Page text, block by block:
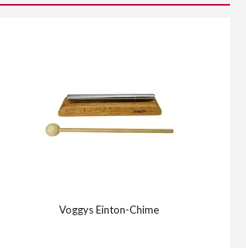
Voggys Einton-Chime